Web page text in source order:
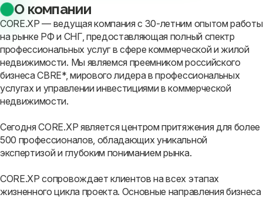
О компании
CORE.XP — ведущая компания с 30-летним опытом работы
на рынке РФ и СНГ, предоставляющая полный спектр
профессиональных услуг в сфере коммерческой и жилой
недвижимости. Мы являемся преемником российского
бизнеса CBRE*, мирового лидера в профессиональных
услугах и управлении инвестициями в коммерческой
недвижимости.
Сегодня CORE.XP является центром притяжения для более
500 профессионалов, обладающих уникальной
экспертизой и глубоким пониманием рынка.
CORE.XP сопровождает клиентов на всех этапах
жизненного цикла проекта. Основные направления бизнеса